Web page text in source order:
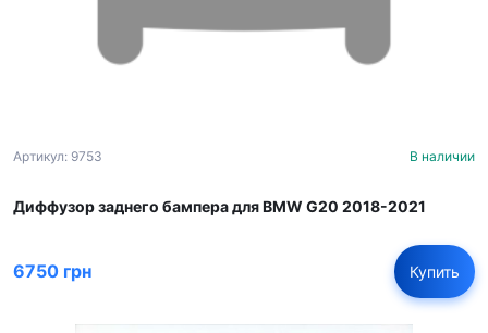
Артикул: 9753 В наличии
Диффузор заднего бампера для BMW G20 2018-2021
6750 грн Купить